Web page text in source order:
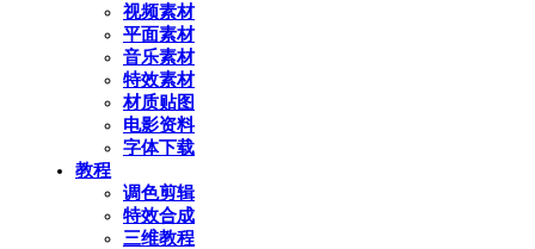
视频素材
平面素材
音乐素材
特效素材
材质贴图
电影资料
字体下载
教程
调色剪辑
特效合成
三维教程